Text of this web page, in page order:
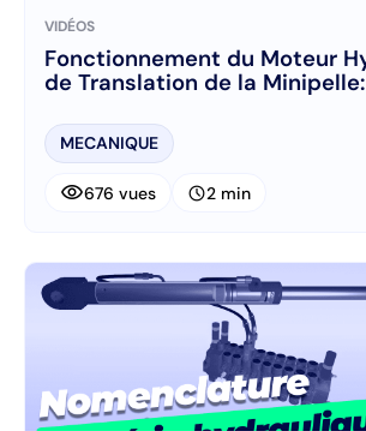
VIDÉOS
Fonctionnement du Moteur Hydraulique
de Translation de la Minipelle:
MECANIQUE
visibility676 vues schedule2 min